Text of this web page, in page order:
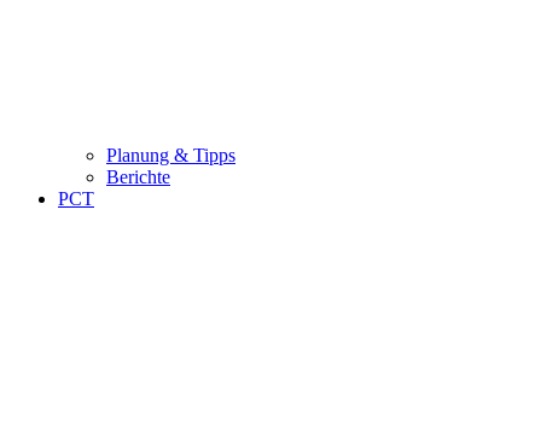
Planung & Tipps
Berichte
PCT